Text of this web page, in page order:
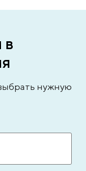
в
нужную